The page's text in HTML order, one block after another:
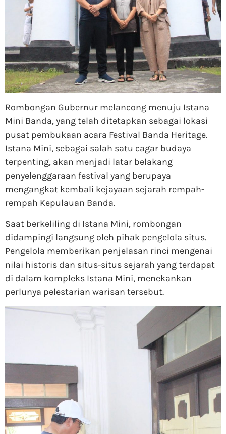
Rombongan Gubernur melancong menuju Istana
Mini Banda, yang telah ditetapkan sebagai lokasi
pusat pembukaan acara Festival Banda Heritage.
Istana Mini, sebagai salah satu cagar budaya
terpenting, akan menjadi latar belakang
penyelenggaraan festival yang berupaya
mengangkat kembali kejayaan sejarah rempah-
rempah Kepulauan Banda.
Saat berkeliling di Istana Mini, rombongan
didampingi langsung oleh pihak pengelola situs.
Pengelola memberikan penjelasan rinci mengenai
nilai historis dan situs-situs sejarah yang terdapat
di dalam kompleks Istana Mini, menekankan
perlunya pelestarian warisan tersebut.